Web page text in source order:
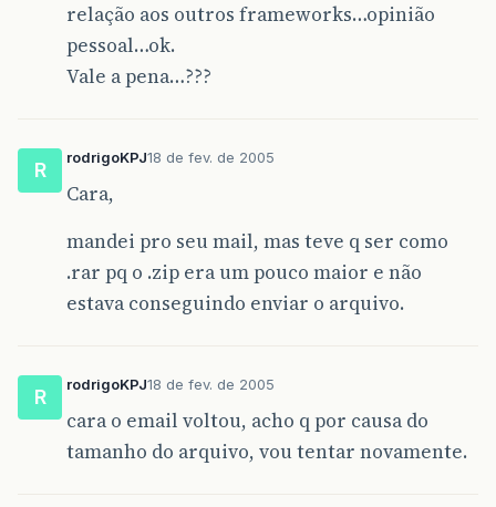
relação aos outros frameworks…opinião
pessoal…ok.
Vale a pena…???
R
rodrigoKPJ18 de fev. de 2005
Cara,
mandei pro seu mail, mas teve q ser como
.rar pq o .zip era um pouco maior e não
estava conseguindo enviar o arquivo.
R
rodrigoKPJ18 de fev. de 2005
cara o email voltou, acho q por causa do
tamanho do arquivo, vou tentar novamente.